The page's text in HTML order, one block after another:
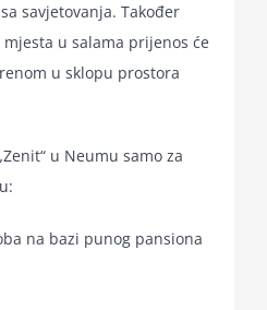
savjetovanja. Također
u salama prijenos će
u sklopu prostora
u Neumu samo za
na bazi punog pansiona